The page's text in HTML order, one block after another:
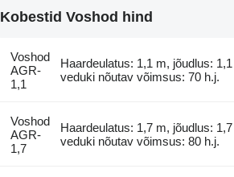
Kobestid Voshod hind
Voshod
AGR-
1,1
Haardeulatus: 1,1 m, jõudlus:
veduki nõutav võimsus: 70 h.j.
Voshod
AGR-
1,7
Haardeulatus: 1,7 m, jõudlus:
veduki nõutav võimsus: 80 h.j.